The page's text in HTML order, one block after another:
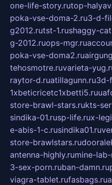
one-life-story.rutop-
poka-vse-doma-2.ru3-d-
g2012.rutst-1.rushaggy-
g-2012.ruops-mgr.ru
poka-vse-doma2.ru
tehosmotre.ruvarieta-
raytor-d.ruatillagunn.ru3d-
1xbeticricetc1xbetti5.ru
store-brawl-stars.rukts-
sindika-01.rusp-life.rux-
e-abis-1-c.rusindika01.ru
store-brawlstars.ru
antenna-highly.rumine-
3-sex-porn.ruban-damn.ru
viagra-tablet.rufasbags.ru